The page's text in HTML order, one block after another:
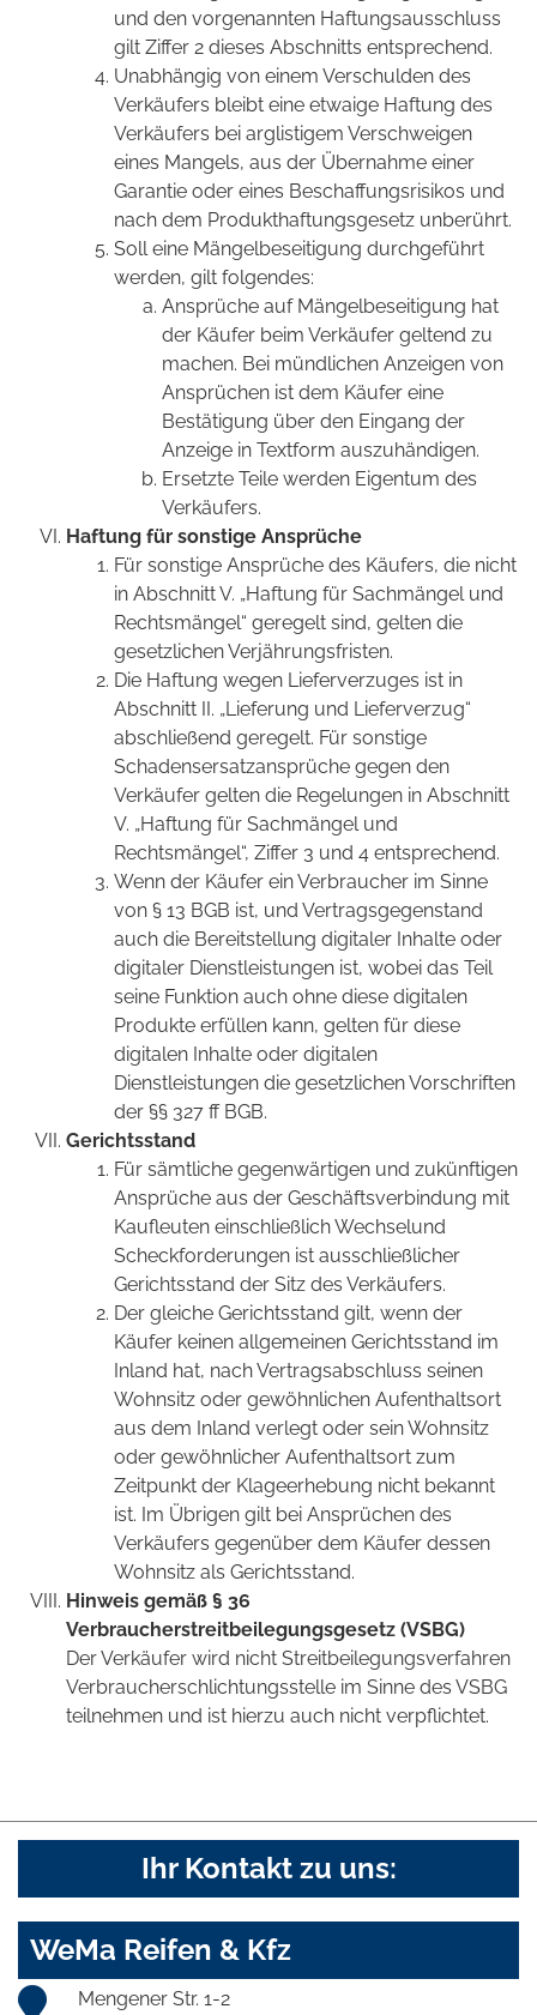
und den vorgenannten Haftungsausschluss
gilt Ziffer 2 dieses Abschnitts entsprechend.
Unabhängig von einem Verschulden des
Verkäufers bleibt eine etwaige Haftung des
Verkäufers bei arglistigem Verschweigen
eines Mangels, aus der Übernahme einer
Garantie oder eines Beschaffungsrisikos und
nach dem Produkthaftungsgesetz unberührt.
Soll eine Mängelbeseitigung durchgeführt
werden, gilt folgendes:
Ansprüche auf Mängelbeseitigung hat
der Käufer beim Verkäufer geltend zu
machen. Bei mündlichen Anzeigen von
Ansprüchen ist dem Käufer eine
Bestätigung über den Eingang der
Anzeige in Textform auszuhändigen.
Ersetzte Teile werden Eigentum des
Verkäufers.
Haftung für sonstige Ansprüche
Für sonstige Ansprüche des Käufers, die nicht
in Abschnitt V. „Haftung für Sachmängel und
Rechtsmängel“ geregelt sind, gelten die
gesetzlichen Verjährungsfristen.
Die Haftung wegen Lieferverzuges ist in
Abschnitt II. „Lieferung und Lieferverzug“
abschließend geregelt. Für sonstige
Schadensersatzansprüche gegen den
Verkäufer gelten die Regelungen in Abschnitt
V. „Haftung für Sachmängel und
Rechtsmängel“, Ziffer 3 und 4 entsprechend.
Wenn der Käufer ein Verbraucher im Sinne
von § 13 BGB ist, und Vertragsgegenstand
auch die Bereitstellung digitaler Inhalte oder
digitaler Dienstleistungen ist, wobei das Teil
seine Funktion auch ohne diese digitalen
Produkte erfüllen kann, gelten für diese
digitalen Inhalte oder digitalen
Dienstleistungen die gesetzlichen Vorschriften
der §§ 327 ff BGB.
Gerichtsstand
Für sämtliche gegenwärtigen und zukünftigen
Ansprüche aus der Geschäftsverbindung mit
Kaufleuten einschließlich Wechselund
Scheckforderungen ist ausschließlicher
Gerichtsstand der Sitz des Verkäufers.
Der gleiche Gerichtsstand gilt, wenn der
Käufer keinen allgemeinen Gerichtsstand im
Inland hat, nach Vertragsabschluss seinen
Wohnsitz oder gewöhnlichen Aufenthaltsort
aus dem Inland verlegt oder sein Wohnsitz
oder gewöhnlicher Aufenthaltsort zum
Zeitpunkt der Klageerhebung nicht bekannt
ist. Im Übrigen gilt bei Ansprüchen des
Verkäufers gegenüber dem Käufer dessen
Wohnsitz als Gerichtsstand.
Hinweis gemäß § 36
Verbraucherstreitbeilegungsgesetz (VSBG)
Der Verkäufer wird nicht Streitbeilegungsverfahren
Verbraucherschlichtungsstelle im Sinne des VSBG
teilnehmen und ist hierzu auch nicht verpflichtet.
Ihr Kontakt zu uns:
WeMa Reifen & Kfz
Mengener Str. 1-2